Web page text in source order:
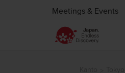
Meetings & Events